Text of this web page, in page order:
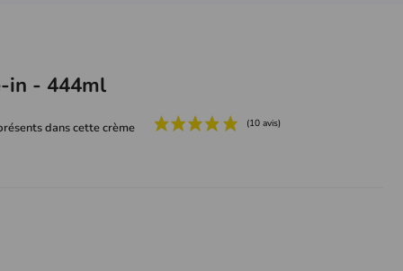
in - 444ml
dans cette crème